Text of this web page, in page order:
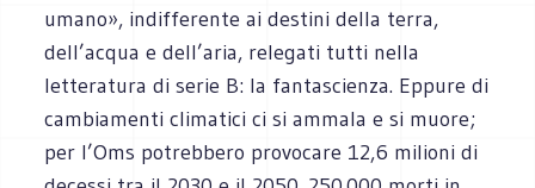
umano», indifferente ai destini della terra,
dell’acqua e dell’aria, relegati tutti nella
letteratura di serie B: la fantascienza. Eppure di
cambiamenti climatici ci si ammala e si muore;
per l’Oms potrebbero provocare 12,6 milioni di